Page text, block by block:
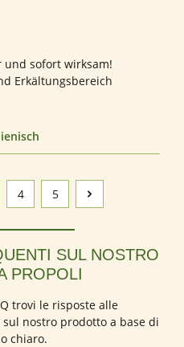
und sofort wirksam!
Erkältungsbereich
Pagina
4 Pagina
5
SUL NOSTRO
PROPOLI
trovi le risposte alle
nostro prodotto a base di
chiaro.